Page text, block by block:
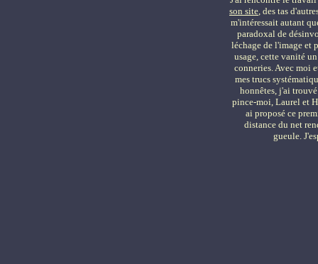
son site, des tas
m'intéressait autant
paradoxal de
léchage de l'image et
usage, cette vanité
conneries. Avec moi
mes trucs
honnêtes, j'ai
pince-moi, Laurel et
ai proposé ce
distance du net
gueule.